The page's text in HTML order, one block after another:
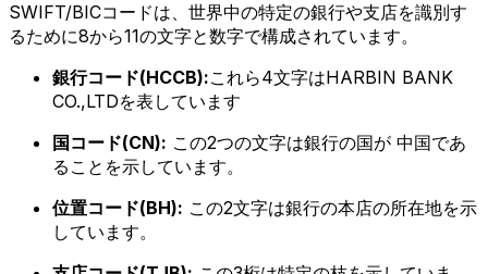
SWIFT/BICコードは、世界中の特定の銀行や支店を識別す
るために8から11の文字と数字で構成されています。
銀行コード(HCCB):これら4文字はHARBIN BANK
CO.,LTDを表しています
国コード(CN): この2つの文字は銀行の国が 中国であ
ることを示しています。
位置コード(BH): この2文字は銀行の本店の所在地を示
しています。